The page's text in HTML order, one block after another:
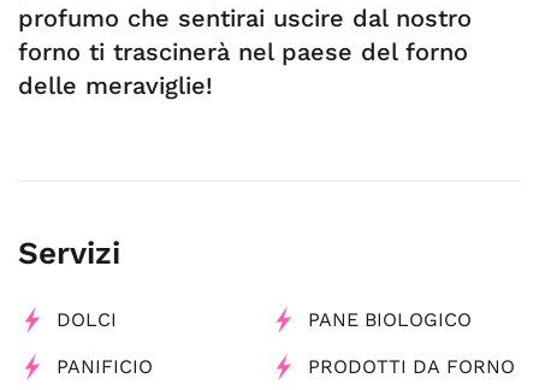
profumo che sentirai uscire dal nostro
forno ti trascinerà nel paese del forno
delle meraviglie!
Servizi
DOLCI PANE BIOLOGICO
PANIFICIO PRODOTTI DA FORNO